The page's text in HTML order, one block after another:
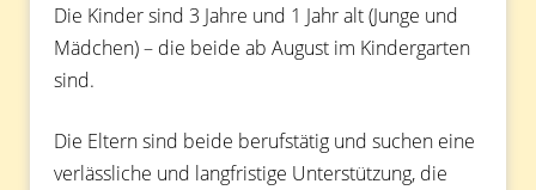
Die Kinder sind 3 Jahre und 1 Jahr alt (Junge und
Mädchen) – die beide ab August im Kindergarten
sind.
Die Eltern sind beide berufstätig und suchen eine
verlässliche und langfristige Unterstützung, die